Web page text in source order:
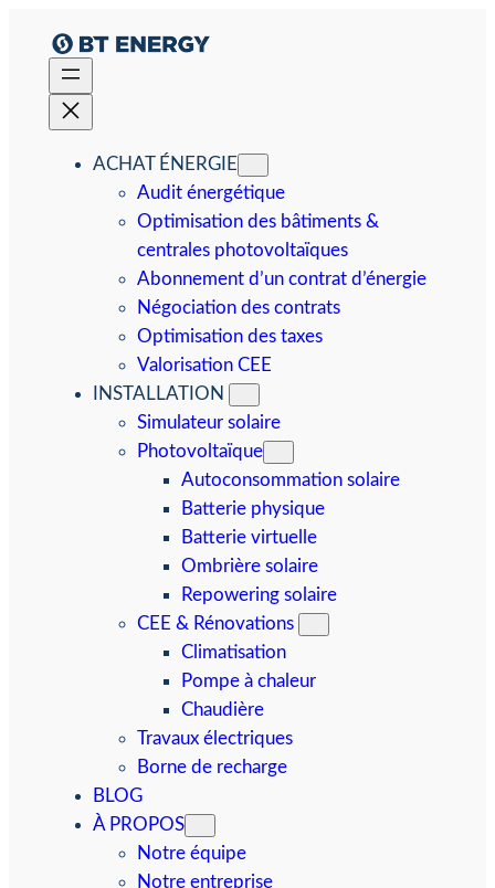
contenu
ACHAT ÉNERGIE
Audit énergétique
Optimisation des bâtiments &
centrales photovoltaïques
Abonnement d’un contrat d’énergie
Négociation des contrats
Optimisation des taxes
Valorisation CEE
INSTALLATION
Simulateur solaire
Photovoltaïque
Autoconsommation solaire
Batterie physique
Batterie virtuelle
Ombrière solaire
Repowering solaire
CEE & Rénovations
Climatisation
Pompe à chaleur
Chaudière
Travaux électriques
Borne de recharge
BLOG
À PROPOS
Notre équipe
Notre entreprise